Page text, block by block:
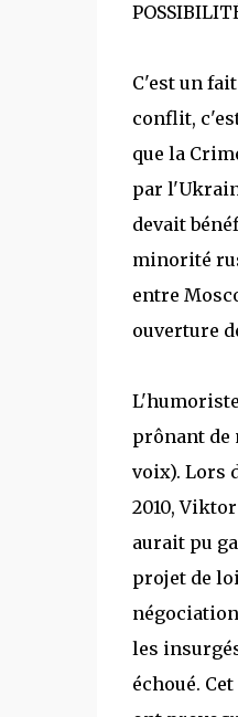
C'est un
conflit,
que la
par
devait
minorité
entre
ouverture
prônant de
voix). Lors
2010,
aurait pu
projet de
les
échoué.